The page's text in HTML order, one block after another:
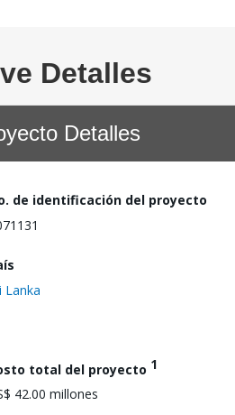
Detalles
Detalles
de identificación del proyecto
Lanka
total del proyecto 1
42.00 millones